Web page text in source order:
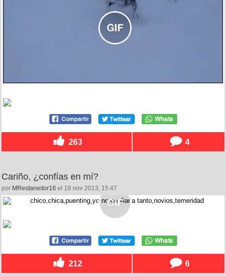
263 4
Cariño, ¿confías en mí?
por MRestaneitor16 el 18 nov 2013, 15:47
212 6